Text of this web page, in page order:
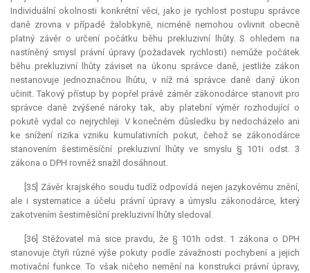
Individuální okolnosti konkrétní věci, jako je rychlost postupu správce
daně zrovna v případě žalobkyně, nicméně nemohou ovlivnit obecně
platný závěr o určení počátku běhu prekluzivní lhůty. S ohledem na
nastíněný smysl právní úpravy (požadavek rychlosti) nemůže počátek
běhu prekluzivní lhůty záviset na úkonu správce daně, jestliže zákon
nestanovuje jednoznačnou lhůtu, v níž má správce daně daný úkon
učinit. Takový přístup by popřel právě záměr zákonodárce stanovit pro
správce daně zvýšené nároky tak, aby platební výměr rozhodující o
pokutě vydal co nejrychleji. V konečném důsledku by nedocházelo ani
ke snížení rizika vzniku kumulativních pokut, čehož se zákonodárce
stanovením šestiměsíční prekluzivní lhůty ve smyslu § 101i odst. 3
zákona o DPH rovněž snažil dosáhnout.
[35] Závěr krajského soudu tudíž odpovídá nejen jazykovému znění,
ale i systematice a účelu právní úpravy a úmyslu zákonodárce, který
zakotvením šestiměsíční prekluzivní lhůty sledoval.
[36] Stěžovatel má sice pravdu, že § 101h odst. 1 zákona o DPH
stanovuje čtyři různé výše pokuty podle závažnosti pochybení a jejich
motivační funkce. To však ničeho nemění na konstrukci právní úpravy,